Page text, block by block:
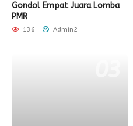
Gondol Empat Juara Lomba
PMR
136 Admin2